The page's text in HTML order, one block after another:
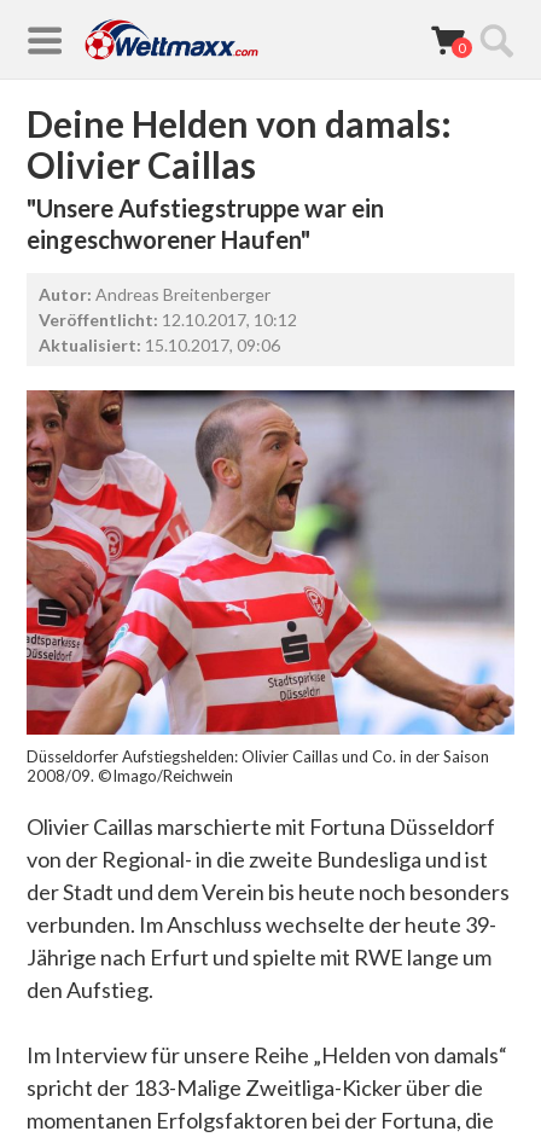
0
Deine Helden von damals:
Olivier Caillas
"Unsere Aufstiegstruppe war ein
eingeschworener Haufen"
Autor: Andreas Breitenberger
Veröffentlicht: 12.10.2017, 10:12
Aktualisiert: 15.10.2017, 09:06
Düsseldorfer Aufstiegshelden: Olivier Caillas und Co. in der Saison
2008/09. ©Imago/Reichwein
Olivier Caillas marschierte mit Fortuna Düsseldorf
von der Regional- in die zweite Bundesliga und ist
der Stadt und dem Verein bis heute noch besonders
verbunden. Im Anschluss wechselte der heute 39-
Jährige nach Erfurt und spielte mit RWE lange um
den Aufstieg.
Im Interview für unsere Reihe „Helden von damals“
spricht der 183-Malige Zweitliga-Kicker über die
momentanen Erfolgsfaktoren bei der Fortuna, die